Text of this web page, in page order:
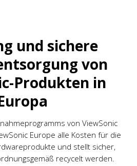
und sichere
von
Produkten in
von ViewSonic
Europe alle Kosten für die
und stellt sicher,
recycelt werden.